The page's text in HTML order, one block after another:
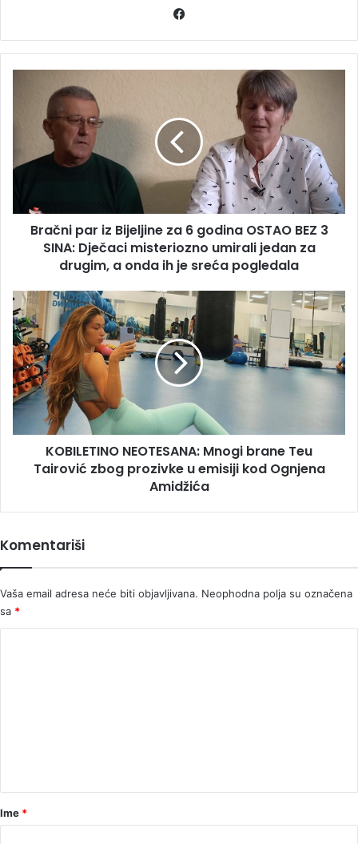
Bijeljine
BEZ
umirali
jedan
za
drugim,
a
onda
ih
je
pogledala
Bračni par iz Bijeljine za 6 godina OSTAO BEZ 3
SINA: Dječaci misteriozno umirali jedan za
drugim, a onda ih je sreća pogledala
KOBILETINO
NEOTESANA:
Mnogi
brane
Teu
Tairović
zbog
prozivke
u
KOBILETINO NEOTESANA: Mnogi brane Teu
Tairović zbog prozivke u emisiji kod Ognjena
Amidžića
Komentariši
Vaša email adresa neće biti objavljivana. Neophodna polja su označena
sa *
rIme *